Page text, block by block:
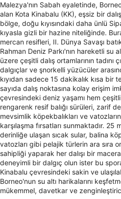
Malezya'nın Sabah eyaletinde,
alan Kota Kinabalu (KK), eşsiz bir
bölge, doğu kıyısındaki daha ünlü
kıyasla gizli bir hazine niteliğinde.
mercan resifleri, II. Dünya Savaşı
Rahman Deniz Parkı'nın hareketli su
üzere çeşitli dalış ortamlarının tadını
dalgıçlar ve şnorkelli yüzücüler
kıyıdan sadece 15 dakikalık kısa bir
sayıda dalış noktasına kolay erişim
çevresindeki deniz yaşamı hem
rengarenk resif balığı sürüleri, zarif
mevsimlik köpekbalıkları ve
karşılaşma fırsatları sunmaktadır.
derinliğe ulaşan sıcak sular, balina
vatozları gibi pelajik türlerin ara sıra
sahipliği yaparak her dalışı bir
deneyimli bir dalgıç olun ister bu
Kinabalu çevresindeki sakin ve
Borneo'nun su altı harikalarını
mükemmel, davetkar ve